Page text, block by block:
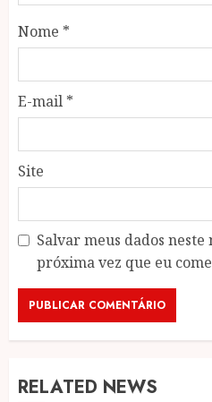
Nome *
E-mail *
Site
Salvar meus dados
próxima vez que eu
RELATED NEWS